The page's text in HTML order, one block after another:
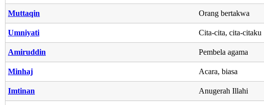
Muttaqin Orang bertakwa
Umniyati Cita-cita, cita-citaku
Amiruddin Pembela agama
Minhaj Acara, biasa
Imtinan Anugerah Illahi